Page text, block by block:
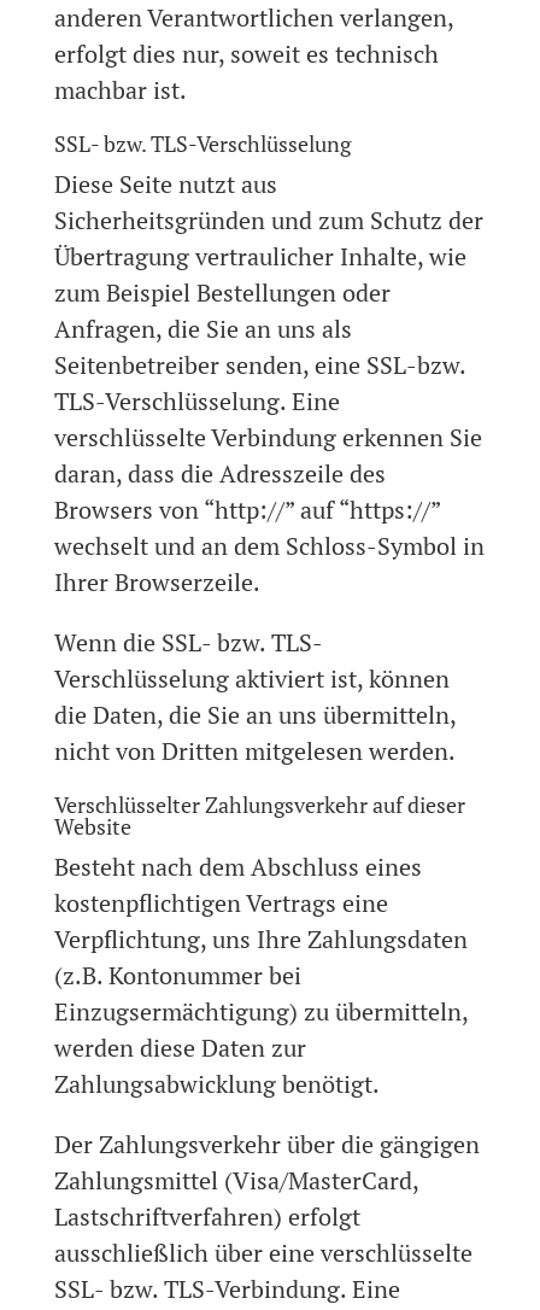
anderen Verantwortlichen verlangen,
erfolgt dies nur, soweit es technisch
machbar ist.
SSL- bzw. TLS-Verschlüsselung
Diese Seite nutzt aus
Sicherheitsgründen und zum Schutz der
Übertragung vertraulicher Inhalte, wie
zum Beispiel Bestellungen oder
Anfragen, die Sie an uns als
Seitenbetreiber senden, eine SSL-bzw.
TLS-Verschlüsselung. Eine
verschlüsselte Verbindung erkennen Sie
daran, dass die Adresszeile des
Browsers von “http://” auf “https://”
wechselt und an dem Schloss-Symbol in
Ihrer Browserzeile.
Wenn die SSL- bzw. TLS-
Verschlüsselung aktiviert ist, können
die Daten, die Sie an uns übermitteln,
nicht von Dritten mitgelesen werden.
Verschlüsselter Zahlungsverkehr auf dieser
Website
Besteht nach dem Abschluss eines
kostenpflichtigen Vertrags eine
Verpflichtung, uns Ihre Zahlungsdaten
(z.B. Kontonummer bei
Einzugsermächtigung) zu übermitteln,
werden diese Daten zur
Zahlungsabwicklung benötigt.
Der Zahlungsverkehr über die gängigen
Zahlungsmittel (Visa/MasterCard,
Lastschriftverfahren) erfolgt
ausschließlich über eine verschlüsselte
SSL- bzw. TLS-Verbindung. Eine